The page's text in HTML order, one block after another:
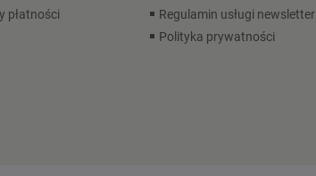
płatności
Regulamin usługi newsletter
Polityka prywatności